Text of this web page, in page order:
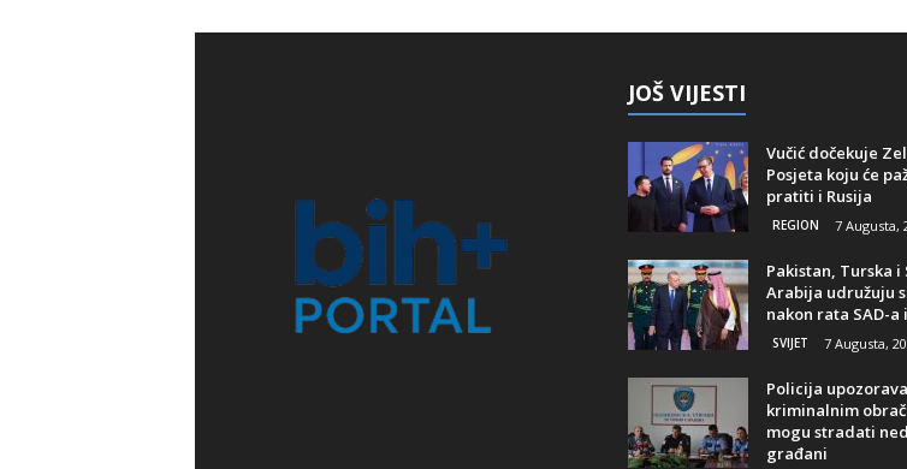
JOŠ VIJESTI
Vučić dočekuje
Posjeta koju će
pratiti i Rusija
REGION 7 Augusta,
Pakistan, Turska i
Arabija udružuju
nakon rata SAD-a
SVIJET 7 Augusta,
Policija
kriminalnim
mogu stradati
građani